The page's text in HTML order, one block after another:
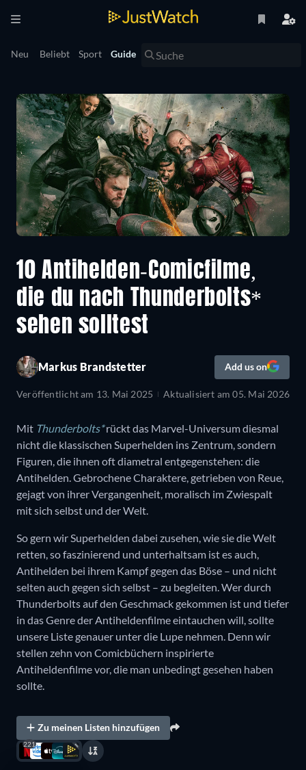
Neu Beliebt Sport Guide
10 Antihelden-Comicfilme,
die du nach Thunderbolts*
sehen solltest
Markus Brandstetter Add us on
Veröffentlicht am 13. Mai 2025 Aktualisiert am05. Mai 2026
Mit Thunderbolts*rückt das Marvel-Universum diesmal
nicht die klassischen Superhelden ins Zentrum, sondern
Figuren, die ihnen oft diametral entgegenstehen: die
Antihelden. Gebrochene Charaktere, getrieben von Reue,
gejagt von ihrer Vergangenheit, moralisch im Zwiespalt
mit sich selbst und der Welt.
So gern wir Superhelden dabei zusehen, wie sie die Welt
retten, so faszinierend und unterhaltsam ist es auch,
Antihelden bei ihrem Kampf gegen das Böse – und nicht
selten auch gegen sich selbst – zu begleiten. Wer durch
Thunderbolts auf den Geschmack gekommen ist und tiefer
in das Genre der Antiheldenfilme eintauchen will, sollte
unsere Liste genauer unter die Lupe nehmen. Denn wir
stellen zehn von Comicbüchern inspirierte
Antiheldenfilme vor, die man unbedingt gesehen haben
sollte.
Zu meinen Listen hinzufügen
221